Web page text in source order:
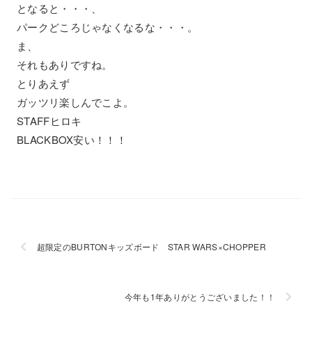
となると・・・、
パークどころじゃなくなるな・・・。
ま、
それもありですね。
とりあえず
ガッツリ楽しんでこよ。
STAFFヒロキ
BLACKBOX安い！！！
超限定のBURTONキッズボード STAR WARS×CHOPPER
今年も1年ありがとうございました！！